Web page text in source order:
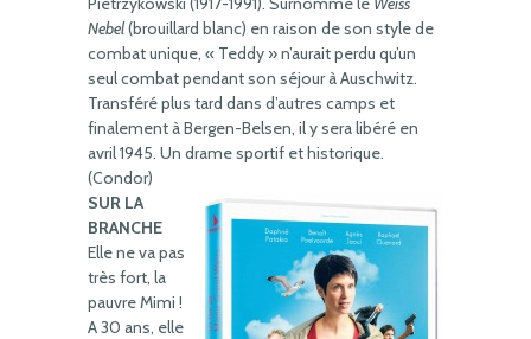
Nebel(brouillard blanc) en raison de son style de
combat unique, « Teddy » n’aurait perdu qu’un
seul combat pendant son séjour à Auschwitz.
Transféré plus tard dans d’autres camps et
finalement à Bergen-Belsen, il y sera libéré en
avril 1945. Un drame sportif et historique.
(Condor)
SUR LA
BRANCHE
Elle ne va pas
très fort, la
pauvre Mimi !
A 30 ans, elle